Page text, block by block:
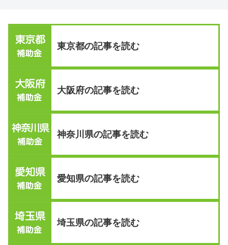
東京都の記事を読む
大阪府の記事を読む
神奈川県の記事を読む
愛知県の記事を読む
埼玉県の記事を読む